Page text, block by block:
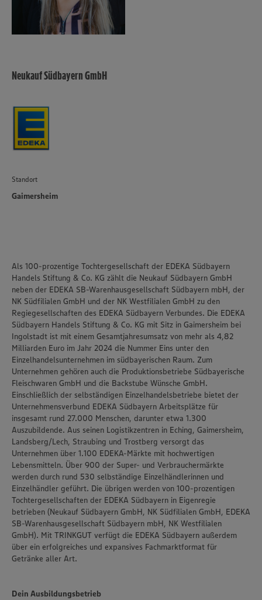
Neukauf Südbayern GmbH
Standort
Gaimersheim
Als 100-prozentige Tochtergesellschaft der EDEKA Südbayern
Handels Stiftung & Co. KG zählt die Neukauf Südbayern GmbH
neben der EDEKA SB-Warenhausgesellschaft Südbayern mbH, der
NK Südfilialen GmbH und der NK Westfilialen GmbH zu den
Regiegesellschaften des EDEKA Südbayern Verbundes. Die EDEKA
Südbayern Handels Stiftung & Co. KG mit Sitz in Gaimersheim bei
Ingolstadt ist mit einem Gesamtjahresumsatz von mehr als 4,82
Milliarden Euro im Jahr 2024 die Nummer Eins unter den
Einzelhandelsunternehmen im südbayerischen Raum. Zum
Unternehmen gehören auch die Produktionsbetriebe Südbayerische
Fleischwaren GmbH und die Backstube Wünsche GmbH.
Einschließlich der selbständigen Einzelhandelsbetriebe bietet der
Unternehmensverbund EDEKA Südbayern Arbeitsplätze für
insgesamt rund 27.000 Menschen, darunter etwa 1.300
Auszubildende. Aus seinen Logistikzentren in Eching, Gaimersheim,
Landsberg/Lech, Straubing und Trostberg versorgt das
Unternehmen über 1.100 EDEKA-Märkte mit hochwertigen
Lebensmitteln. Über 900 der Super- und Verbrauchermärkte
werden durch rund 530 selbständige Einzelhändlerinnen und
Einzelhändler geführt. Die übrigen werden von 100-prozentigen
Tochtergesellschaften der EDEKA Südbayern in Eigenregie
betrieben (Neukauf Südbayern GmbH, NK Südfilialen GmbH, EDEKA
SB-Warenhausgesellschaft Südbayern mbH, NK Westfilialen
GmbH). Mit TRINKGUT verfügt die EDEKA Südbayern außerdem
über ein erfolgreiches und expansives Fachmarktformat für
Getränke aller Art.
Dein Ausbildungsbetrieb